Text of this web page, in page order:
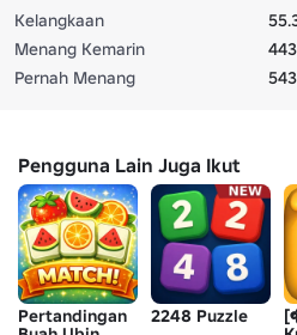
Kelangkaan
Menang Kemarin
Pernah Menang
Pengguna Lain Juga Ikut
Pertandingan
2248 Puzzle